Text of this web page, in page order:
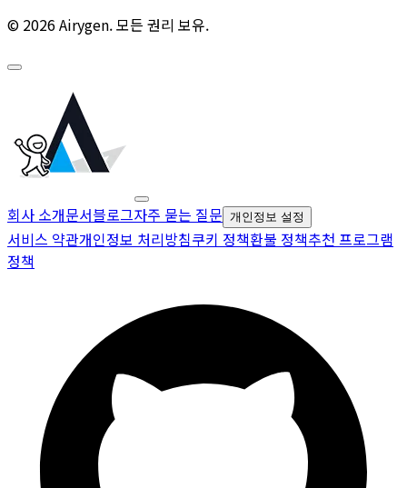
© 2026 Airygen. 모든 권리 보유.
회사 소개문서블로그자주 묻는 질문 개인정보 설정
서비스 약관개인정보 처리방침쿠키 정책환불 정책추천 프로그램
정책